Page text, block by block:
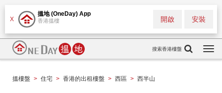
X
搵地 (OneDay) App
香港搵樓 安裝
開啟
搜索香港樓盤
搵樓盤 > 住宅 > 香港的出租樓盤 > 西區 > 西半山